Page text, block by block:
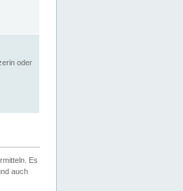
oder
Es
auch